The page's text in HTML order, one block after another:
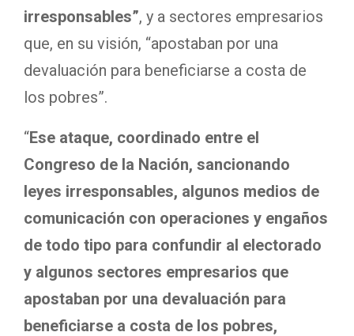
irresponsables”, y a sectores empresarios
que, en su visión, “apostaban por una
devaluación para beneficiarse a costa de
los pobres”.
“Ese ataque, coordinado entre el
Congreso de la Nación, sancionando
leyes irresponsables, algunos medios de
comunicación con operaciones y engaños
de todo tipo para confundir al electorado
y algunos sectores empresarios que
apostaban por una devaluación para
beneficiarse a costa de los pobres,